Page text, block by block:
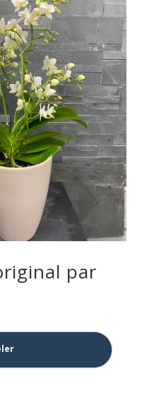
par